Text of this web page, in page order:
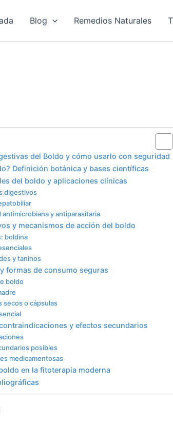
Blog Remedios Naturales
del Boldo y cómo usarlo con seguridad
Definición botánica y bases científicas
del boldo y aplicaciones clínicas
digestivos
antimicrobiana y antiparasitaria
y mecanismos de acción del boldo
boldina
y taninos
formas de consumo seguras
boldo
secos o cápsulas
y efectos secundarios
posibles
medicamentosas
en la fitoterapia moderna